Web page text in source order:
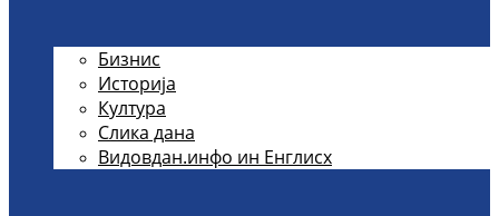
Бизнис
Историја
Култура
Слика дана
Видовдан.инфо ин Енглисх